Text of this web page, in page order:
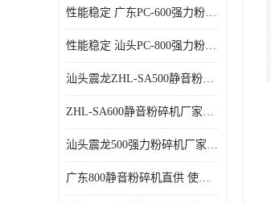
性能稳定 广东PC-600强力粉碎机电话
性能稳定 汕头PC-800强力粉碎机厂家批发
汕头震龙ZHL-SA500静音粉碎机多少钱一台
ZHL-SA600静音粉碎机厂家电话 质量可靠
汕头震龙500强力粉碎机厂家批发 噪音低
广东800静音粉碎机直供 使用寿命长